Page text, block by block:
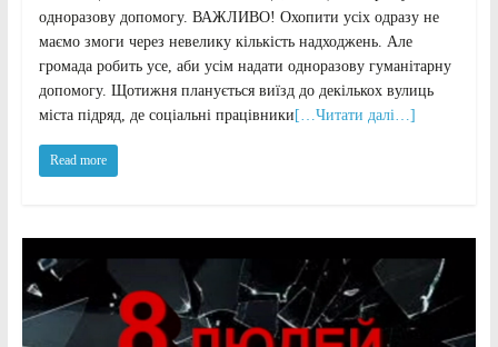
одноразову допомогу. ВАЖЛИВО! Охопити усіх одразу не
маємо змоги через невелику кількість надходжень. Але
громада робить усе, аби усім надати одноразову гуманітарну
допомогу. Щотижня планується виїзд до декількох вулиць
міста підряд, де соціальні працівники […Читати далі…]
Read more